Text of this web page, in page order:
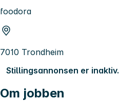
foodora
7010 Trondheim
Stillingsannonsen er inaktiv.
Om jobben